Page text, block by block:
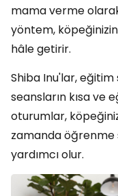
mama verme
yöntem,
hâle getirir.
Shiba Inu'lar, eğitim
seansların kısa ve
oturumlar,
zamanda öğrenme
yardımcı olur.